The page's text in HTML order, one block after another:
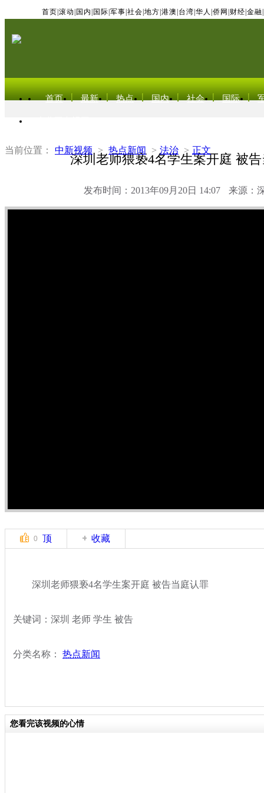
首页 滚动 国内 国际 军事 社会 地方 港澳 台湾 华人 侨网 财经 金融
首页 最新 热点 国内 社会 国际
当前位置： 中新视频 > 热点新闻 > 法治 > 正文
深圳老师猥亵4名学生案开庭 被
发布时间：2013年09月20日 14:07 来源：
0 顶 收藏
深圳老师猥亵4名学生案开庭 被告当庭认罪
关键词：深圳 老师 学生 被告
分类名称： 热点新闻
您看完该视频的心情